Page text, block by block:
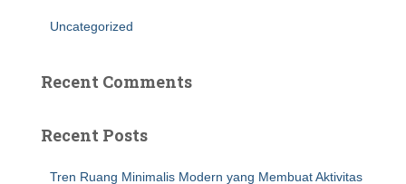
Uncategorized
Recent Comments
Recent Posts
Tren Ruang Minimalis Modern yang Membuat Aktivitas